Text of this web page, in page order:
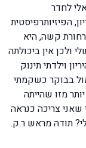
לחדר
הפיזיותרפיסטית
קשה, היא
ולכן אין ביכולתה
וילדתי תינוק
בבוקר כשקמתי
מזו שהייתה
שאני צריכה כנראה
תודה מראש ר.ק.